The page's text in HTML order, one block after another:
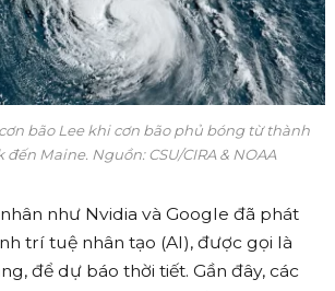
bão Lee khi cơn bão phủ bóng từ thành
đến Maine. Nguồn: CSU/CIRA & NOAA
như Nvidia và Google đã phát
trí tuệ nhân tạo (AI), được gọi là
để dự báo thời tiết. Gần đây, các